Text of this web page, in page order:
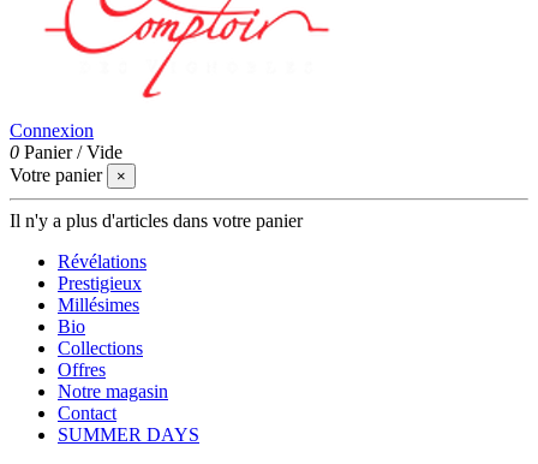
Connexion
0 Panier /Vide
Votre panier
×
Il n'y a plus d'articles dans votre panier
Révélations
Prestigieux
Millésimes
Bio
Collections
Offres
Notre magasin
Contact
SUMMER DAYS